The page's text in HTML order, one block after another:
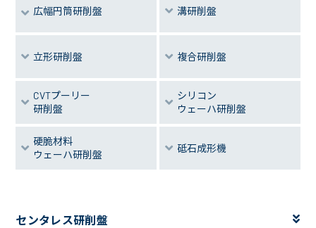
広幅円筒研削盤 溝研削盤
立形研削盤 複合研削盤
CVTプーリー
研削盤
シリコン
ウェーハ研削盤
硬脆材料
ウェーハ研削盤
砥石成形機
センタレス研削盤